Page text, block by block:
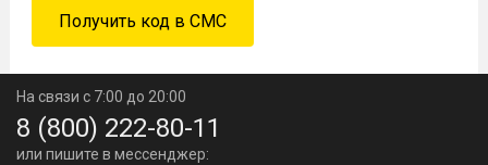
На связи с 7:00 до 20:00
8 (800) 222-80-11
или пишите в мессенджер: